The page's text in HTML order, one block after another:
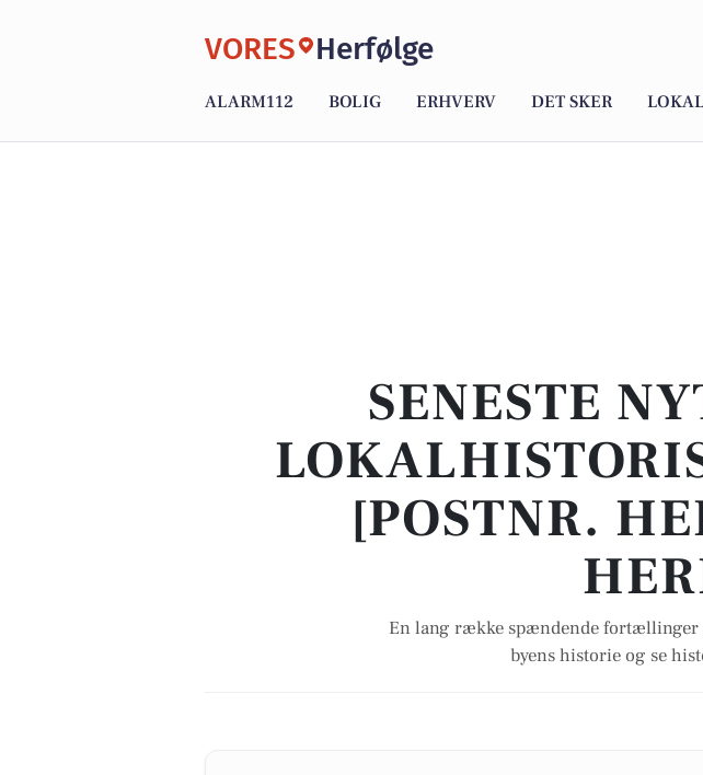
VORES Herfølge
ALARM112 BOLIG ERHVERV DET SKER
SENESTE
[POSTNR.
En lang række spændende fortællinger
byens historie og se